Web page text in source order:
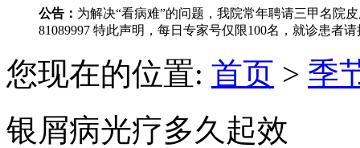
公告： 为解决“看病难”的问题，我院常年聘请三甲名院
81089997 特此声明，每日专家号仅限100名，就诊患者
您现在的位置: 首页 > 季
银屑病光疗多久起效